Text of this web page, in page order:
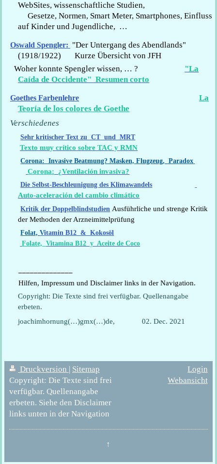
WebSites, wissenschaftliche Studien,
Gesetze, Normen, Smart Meter, Smartphones, Einfluss
auf Kinder und Jugendliche, …
Oswald Spengler: "Der Untergang des Abendlands"
(1918/1922) Kurze Übersicht von JFH
Woher konnte Spengler wissen, … ?
"La
Caída de Occidente" Resumen corto
Goethes Farbenlehre
La
Teoría de los colores de Goethe
Verschiedenes
Sehr kritischer Text zu CT und MRT
Texto muy crítico sobre TAC y RMN
Corona: Invasive Beatmung? Masken, Flugzeug, Paradox
Corona: ¿Ventilación invasiva?
Die Selbst-Beschleunigung des Klimawandels
Auto-aceleración del cambio climático
Kritik der Doppelblindstudien Ausführliche und strenge Kritik
der Methoden der Arzneimittelprüfung
Folat,Vitamin B12 & Kokosöl
Folate,Vitamina B12 y Aceite de Coco
Hilfen, Impressum und Disclaimer links in der Navigation.
Copyright: Die Texte sind frei verfügbar. Quellenangabe
erbeten.
joachimhornung(…)gmx(…)de, 02. Dec. 2021
Druckversion
Sitemap
Copyright: Die Texte sind frei
verfügbar. Quellenangabe
erbeten. Siehe den Disclaimer
links unten in der Navigation
Login
Webansicht
↑